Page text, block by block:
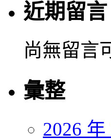
近期留言
尚無留言
彙整
2026 年